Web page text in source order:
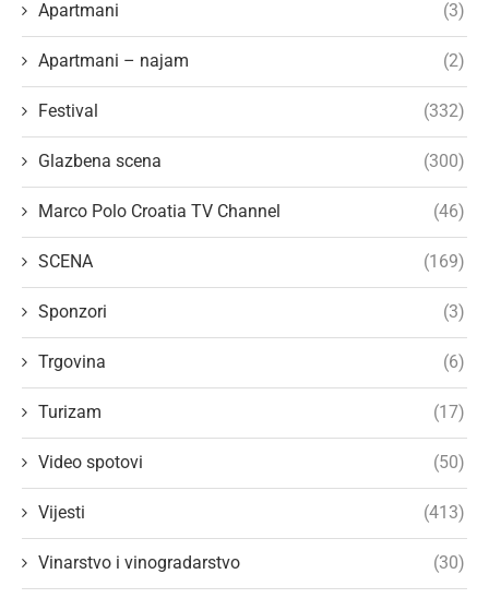
Apartmani (3)
Apartmani – najam (2)
Festival (332)
Glazbena scena (300)
Marco Polo Croatia TV Channel (46)
SCENA (169)
Sponzori (3)
Trgovina (6)
Turizam (17)
Video spotovi (50)
Vijesti (413)
Vinarstvo i vinogradarstvo (30)